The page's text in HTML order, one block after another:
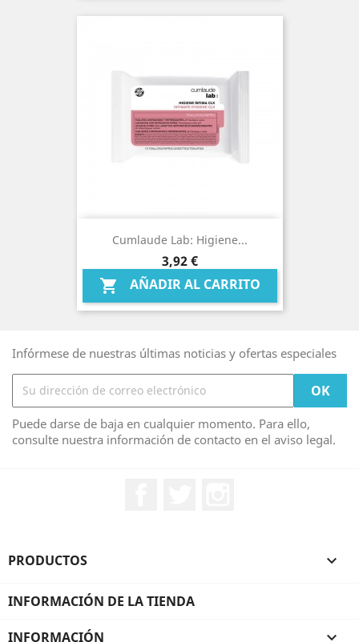
Cumlaude Lab: Higiene...
Precio
3,92 €
 AÑADIR AL CARRITO
Infórmese de nuestras últimas noticias y ofertas especiales
Puede darse de baja en cualquier momento. Para ello,
consulte nuestra información de contacto en el aviso legal.
PRODUCTOS 
INFORMACIÓN DE LA TIENDA
INFORMACIÓN 